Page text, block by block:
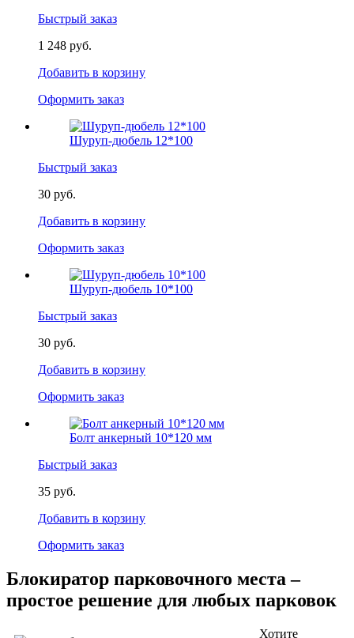
Быстрый заказ
1 248 руб.
Добавить в корзину
Оформить заказ
Шуруп-дюбель 12*100
Быстрый заказ
30 руб.
Добавить в корзину
Оформить заказ
Шуруп-дюбель 10*100
Быстрый заказ
30 руб.
Добавить в корзину
Оформить заказ
Болт анкерный 10*120 мм
Быстрый заказ
35 руб.
Добавить в корзину
Оформить заказ
Блокиратор парковочного места –
простое решение для любых парковок
Хотите